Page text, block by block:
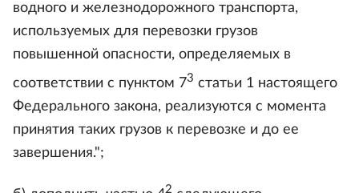
водного и железнодорожного транспорта,
используемых для перевозки грузов
повышенной опасности, определяемых в
соответствии с пунктом 73 статьи 1 настоящего
Федерального закона, реализуются с момента
принятия таких грузов к перевозке и до ее
завершения.";
2